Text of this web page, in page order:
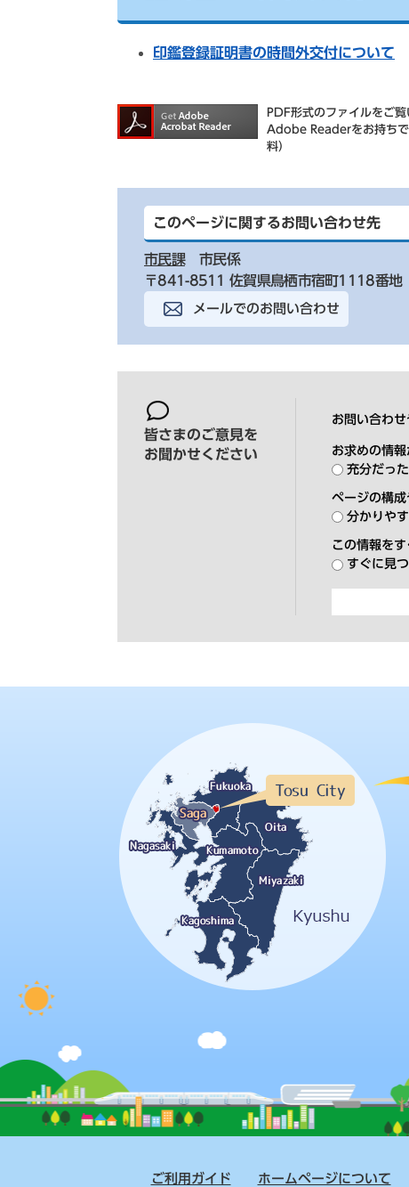
印鑑登録証明書の時間外交付について
PDF形式のファイルをご
Adobe Readerをお持ちで
料）
このページに関するお問い合わせ先
市民課
市民係
〒841-8511 佐賀県鳥栖市宿町1118番地
メールでのお問い合わせ
皆さまのご意見を
お聞かせください
お問い合わ
お求めの情
充分だった
ページの構
分かりや
この情報を
すぐに見
ご利用ガイド ホームページについて